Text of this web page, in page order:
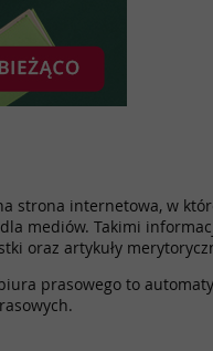
strona internetowa, w
mediów. Takimi
oraz artykuły
prasowego to